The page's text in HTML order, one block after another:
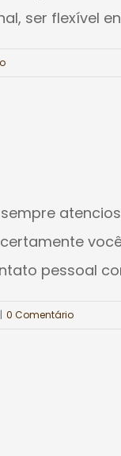
ser flexível
pessoal
| 0 Comentário